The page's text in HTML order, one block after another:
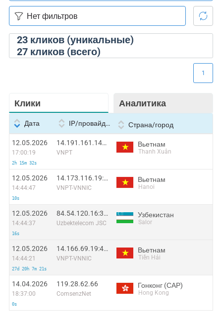
23кликов (уникальные)
27кликов (всего)
Клики Аналитика
1
Дата IP/провайдер Страна/город
12.05.2026
17:00:19
2h 15m 32s
14.191.161.141:25757
VNPT
Вьетнам
Thanh Xuân
12.05.2026
14:44:47
10s
14.173.116.19:37347
VNPT-VNNIC
Вьетнам
Hanoi
12.05.2026
14:44:37
16s
84.54.120.16:37309
Uzbektelecom JSC
Узбекистан
Salor
12.05.2026
14:44:21
27d 20h 7m 21s
14.166.69.19:42207
VNPT-VNNIC
Вьетнам
Tiền Hải
14.04.2026
18:37:00
0s
119.28.62.66
ComsenzNet
Гонконг (САР)
Hong Kong